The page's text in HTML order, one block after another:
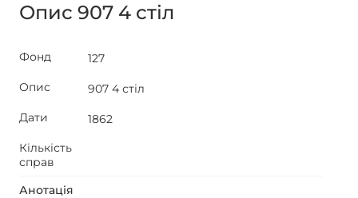
Опис 907 4 стіл
Фонд
127
Опис
907 4 стіл
Дати
1862
Кількість
справ
Анотація